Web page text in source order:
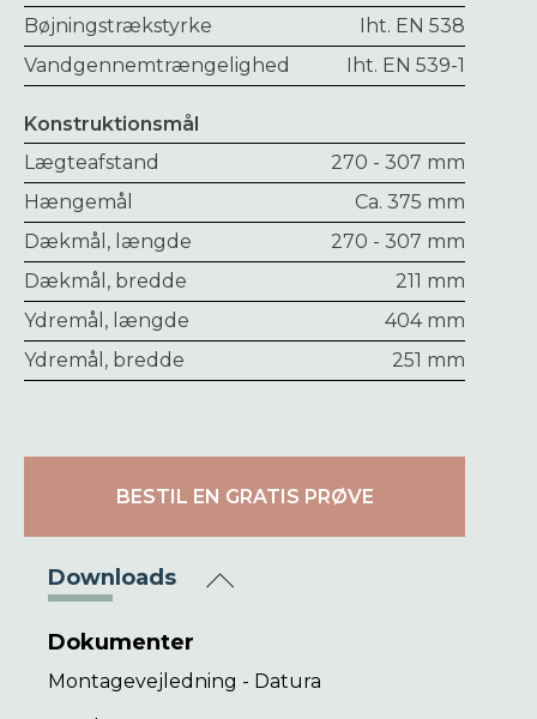
Bøjningstrækstyrke
Iht. EN 538
Vandgennemtrængelighed
Iht. EN 539-1
Konstruktionsmål
Lægteafstand
270 - 307 mm
Hængemål
Ca. 375 mm
Dækmål, længde
270 - 307 mm
Dækmål, bredde
211 mm
Ydremål, længde
404 mm
Ydremål, bredde
251 mm
BESTIL EN GRATIS PRØVE
Downloads
Dokumenter
Montagevejledning - Datura